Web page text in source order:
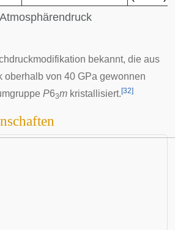
bekannt, die aus
oberhalb von 40 GPa gewonnen
P63m kristallisiert. [32]